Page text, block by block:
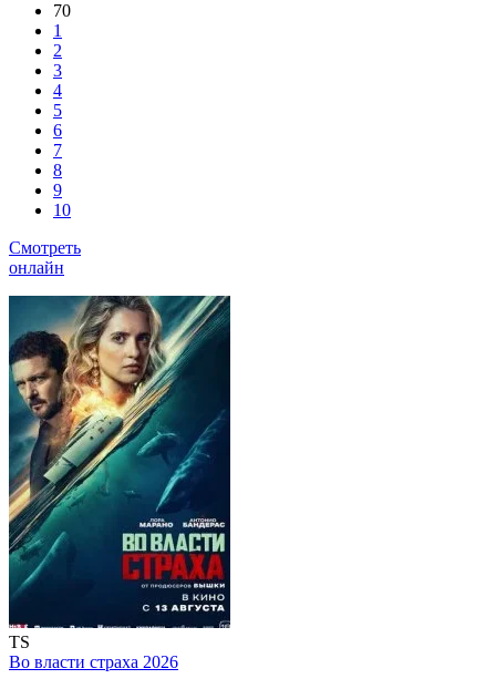
70
1
2
3
4
5
6
7
8
9
10
Смотреть
онлайн
TS
Во власти страха 2026